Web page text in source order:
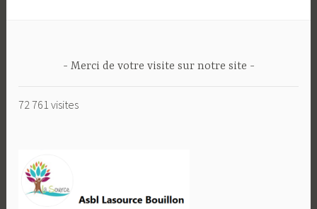
Merci de votre visite sur notre site
72 761 visites